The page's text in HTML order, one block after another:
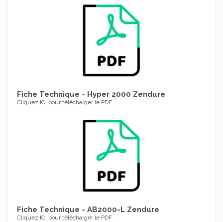
Fiche Technique - Hyper 2000 Zendure
Cliquez ICI pour télécharger le PDF.
Fiche Technique - AB2000-L Zendure
Cliquez ICI pour télécharger le PDF.